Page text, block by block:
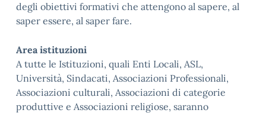
degli obiettivi formativi che attengono al sapere, al
saper essere, al saper fare.
Area istituzioni
A tutte le Istituzioni, quali Enti Locali, ASL,
Università, Sindacati, Associazioni Professionali,
Associazioni culturali, Associazioni di categorie
produttive e Associazioni religiose, saranno